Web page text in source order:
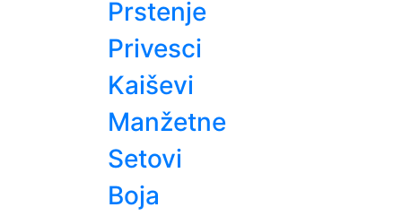
Prstenje
Privesci
Kaiševi
Manžetne
Setovi
Boja